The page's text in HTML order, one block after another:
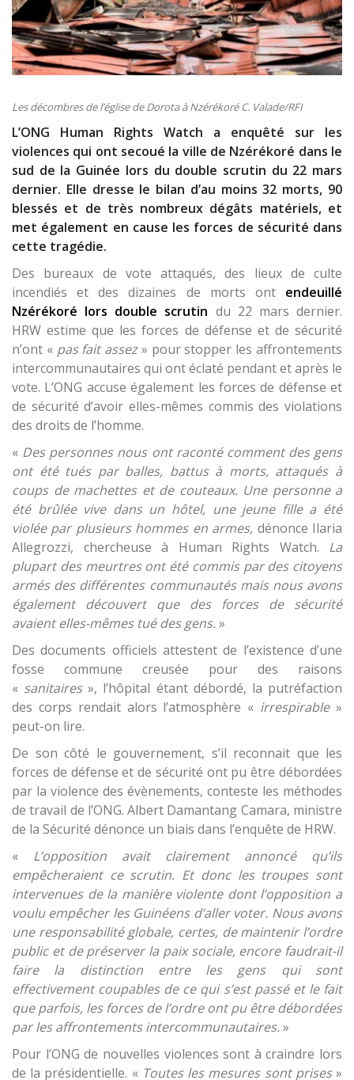
Les décombres de l’église de Dorota à Nzérékoré C. Valade/RFI
L’ONG Human Rights Watch a enquêté sur les
violences qui ont secoué la ville de Nzérékoré dans le
sud de la Guinée lors du double scrutin du 22 mars
dernier. Elle dresse le bilan d’au moins 32 morts, 90
blessés et de très nombreux dégâts matériels, et
met également en cause les forces de sécurité dans
cette tragédie.
Des bureaux de vote attaqués, des lieux de culte
incendiés et des dizaines de morts ont endeuillé
Nzérékoré lors double scrutin du 22 mars dernier.
HRW estime que les forces de défense et de sécurité
n’ont «pas fait assez» pour stopper les affrontements
intercommunautaires qui ont éclaté pendant et après le
vote. L’ONG accuse également les forces de défense et
de sécurité d’avoir elles-mêmes commis des violations
des droits de l’homme.
« Des personnes nous ont raconté comment des gens
ont été tués par balles, battus à morts, attaqués à
coups de machettes et de couteaux. Une personne a
été brûlée vive dans un hôtel, une jeune fille a été
violée par plusieurs hommes en armes, dénonce Ilaria
Allegrozzi, chercheuse à Human Rights Watch. La
plupart des meurtres ont été commis par des citoyens
armés des différentes communautés mais nous avons
également découvert que des forces de sécurité
avaient elles-mêmes tué des gens. »
Des documents officiels attestent de l’existence d’une
fosse commune creusée pour des raisons
« sanitaires», l’hôpital étant débordé, la putréfaction
des corps rendait alors l’atmosphère « irrespirable»
peut-on lire.
De son côté le gouvernement, s’il reconnait que les
forces de défense et de sécurité ont pu être débordées
par la violence des évènements, conteste les méthodes
de travail de l’ONG. Albert Damantang Camara, ministre
de la Sécurité dénonce un biais dans l’enquête de HRW.
« L’opposition avait clairement annoncé qu’ils
empêcheraient ce scrutin. Et donc les troupes sont
intervenues de la manière violente dont l’opposition a
voulu empêcher les Guinéens d’aller voter. Nous avons
une responsabilité globale, certes, de maintenir l’ordre
public et de préserver la paix sociale, encore faudrait-il
faire la distinction entre les gens qui sont
effectivement coupables de ce qui s’est passé et le fait
que parfois, les forces de l’ordre ont pu être débordées
par les affrontements intercommunautaires. »
Pour l’ONG de nouvelles violences sont à craindre lors
de la présidentielle. « Toutes les mesures sont prises»